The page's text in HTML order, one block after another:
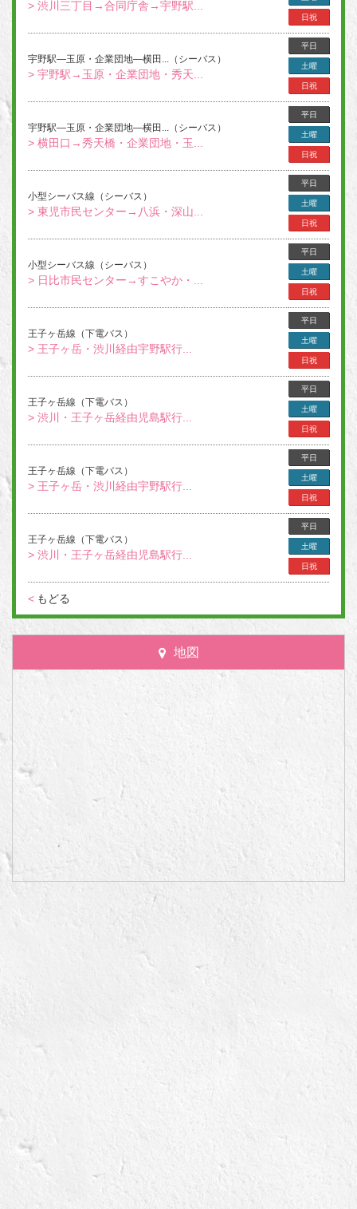
> 渋川三丁目→合同庁舎→宇野駅...
日祝
宇野駅―玉原・企業団地―横田...（シーバス）
> 宇野駅→玉原・企業団地・秀天...
平日
土曜
日祝
宇野駅―玉原・企業団地―横田...（シーバス）
> 横田口→秀天橋・企業団地・玉...
平日
土曜
日祝
小型シーバス線（シーバス）
> 東児市民センター→八浜・深山...
平日
土曜
日祝
小型シーバス線（シーバス）
> 日比市民センター→すこやか・...
平日
土曜
日祝
王子ヶ岳線（下電バス）
> 王子ヶ岳・渋川経由宇野駅行...
平日
土曜
日祝
王子ヶ岳線（下電バス）
> 渋川・王子ヶ岳経由児島駅行...
平日
土曜
日祝
王子ヶ岳線（下電バス）
> 王子ヶ岳・渋川経由宇野駅行...
平日
土曜
日祝
王子ヶ岳線（下電バス）
> 渋川・王子ヶ岳経由児島駅行...
平日
土曜
日祝
< もどる
地図